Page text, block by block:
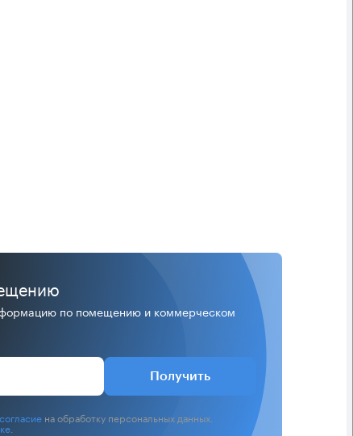
по помещению и коммерческом
Получить
согласие на обработку персональных данных.
.